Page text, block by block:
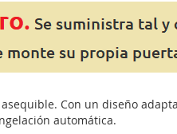
Con un diseño
automática.